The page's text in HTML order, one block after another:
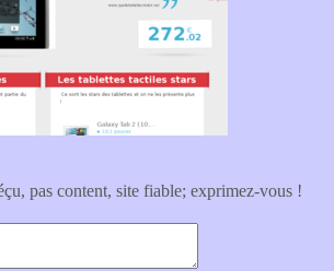
pas content, site fiable; exprimez-vous !